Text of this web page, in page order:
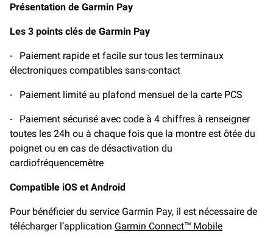
Présentation de Garmin Pay
Les 3 points clés de Garmin Pay
- Paiement rapide et facile sur tous les terminaux
électroniques compatibles sans-contact
- Paiement limité au plafond mensuel de la carte PCS
- Paiement sécurisé avec code à 4 chiffres à renseigner
toutes les 24h ou à chaque fois que la montre est ôtée du
poignet ou en cas de désactivation du
cardiofréquencemètre
Compatible iOS et Android
Pour bénéficier du service Garmin Pay, il est nécessaire de
télécharger l’application Garmin Connect™ Mobile